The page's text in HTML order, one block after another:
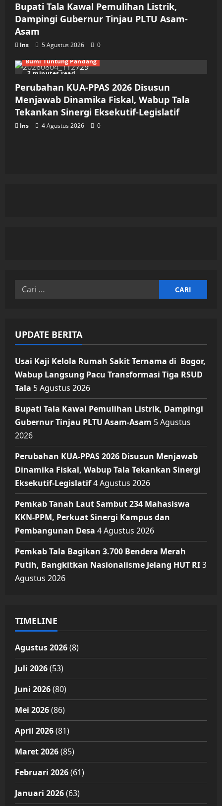
Bupati Tala Kawal Pemulihan Listrik,
Dampingi Gubernur Tinjau PLTU Asam-
Asam
Ins 5 Agustus 2026 0
2 minutes read
Bumi Tuntung Pandang
Perubahan KUA-PPAS 2026 Disusun
Menjawab Dinamika Fiskal, Wabup Tala
Tekankan Sinergi Eksekutif-Legislatif
Ins 4 Agustus 2026 0
Cari
UPDATE BERITA
Usai Kaji Kelola Rumah Sakit Ternama di Bogor,
Wabup Langsung Pacu Transformasi Tiga RSUD
Tala 5 Agustus 2026
Bupati Tala Kawal Pemulihan Listrik, Dampingi
Gubernur Tinjau PLTU Asam-Asam 5 Agustus
2026
Perubahan KUA-PPAS 2026 Disusun Menjawab
Dinamika Fiskal, Wabup Tala Tekankan Sinergi
Eksekutif-Legislatif4 Agustus 2026
Pemkab Tanah Laut Sambut 234 Mahasiswa
KKN-PPM, Perkuat Sinergi Kampus dan
Pembangunan Desa 4 Agustus 2026
Pemkab Tala Bagikan 3.700 Bendera Merah
Putih, Bangkitkan Nasionalisme Jelang HUT RI3
Agustus 2026
TIMELINE
Agustus 2026(8)
Juli 2026(53)
Juni 2026(80)
Mei 2026(86)
April 2026(81)
Maret 2026(85)
Februari 2026(61)
Januari 2026(63)